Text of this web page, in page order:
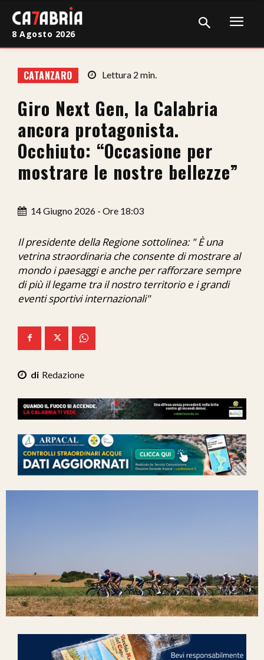
Cronaca
Giudiziaria
Politica
Sport
Sanità
Economia
Ita-Mondo
C7 Play
We Calabria
Mix Zone
8 Agosto 2026
CATANZARO Lettura 2 min.
Giro Next Gen, la Calabria
ancora protagonista.
Occhiuto: “Occasione per
mostrare le nostre bellezze”
14 Giugno 2026 - Ore 18:03
Il presidente della Regione sottolinea: " È una
vetrina straordinaria che consente di mostrare al
mondo i paesaggi e anche per rafforzare sempre
di più il legame tra il nostro territorio e i grandi
eventi sportivi internazionali"
Redazione